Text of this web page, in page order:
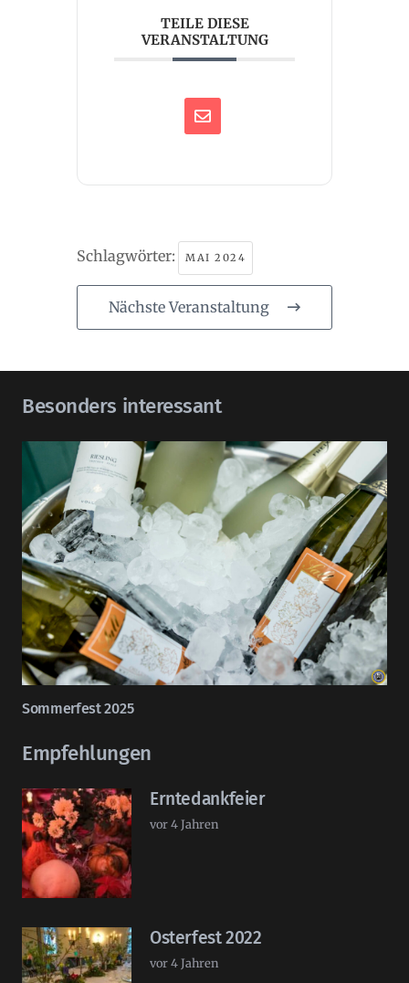
TEILE DIESE
VERANSTALTUNG
Schlagwörter: MAI 2024
Nächste Veranstaltung
Besonders interessant
Sommerfest 2025
Empfehlungen
Erntedankfeier
vor 4 Jahren
Osterfest 2022
vor 4 Jahren